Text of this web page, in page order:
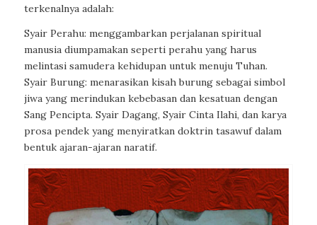
terkenalnya adalah:
Syair Perahu: menggambarkan perjalanan spiritual
manusia diumpamakan seperti perahu yang harus
melintasi samudera kehidupan untuk menuju Tuhan.
Syair Burung: menarasikan kisah burung sebagai simbol
jiwa yang merindukan kebebasan dan kesatuan dengan
Sang Pencipta. Syair Dagang, Syair Cinta Ilahi, dan karya
prosa pendek yang menyiratkan doktrin tasawuf dalam
bentuk ajaran-ajaran naratif.